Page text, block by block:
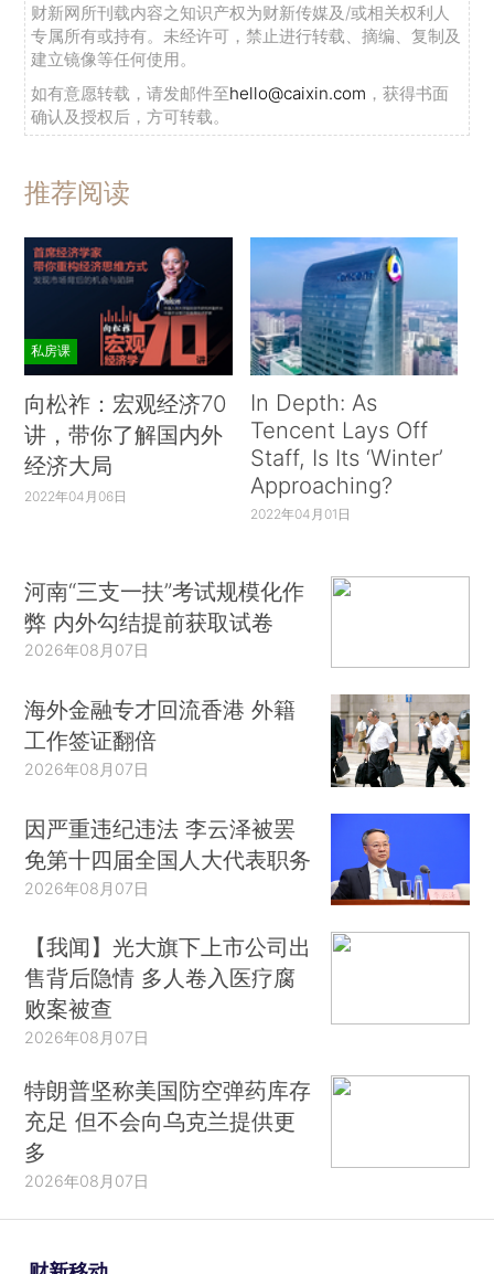
财新网所刊载内容之知识产权为财新传媒及/或相关权利人
专属所有或持有。未经许可，禁止进行转载、摘编、复制及
建立镜像等任何使用。
如有意愿转载，请发邮件至hello@caixin.com ，获得书面
确认及授权后，方可转载。
推荐阅读
私房课
向松祚：宏观经济70
讲，带你了解国内外
经济大局
2022年04月06日
In Depth: As
Tencent Lays Off
Staff, Is Its ‘Winter’
Approaching?
2022年04月01日
河南“三支一扶”考试规模化作
弊 内外勾结提前获取试卷
2026年08月07日
海外金融专才回流香港 外籍
工作签证翻倍
2026年08月07日
因严重违纪违法 李云泽被罢
免第十四届全国人大代表职务
2026年08月07日
【我闻】光大旗下上市公司出
售背后隐情 多人卷入医疗腐
败案被查
2026年08月07日
特朗普坚称美国防空弹药库存
充足 但不会向乌克兰提供更
多
2026年08月07日